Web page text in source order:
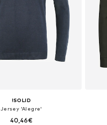
!SOLID
Jersey 'Alegre'
40,46€